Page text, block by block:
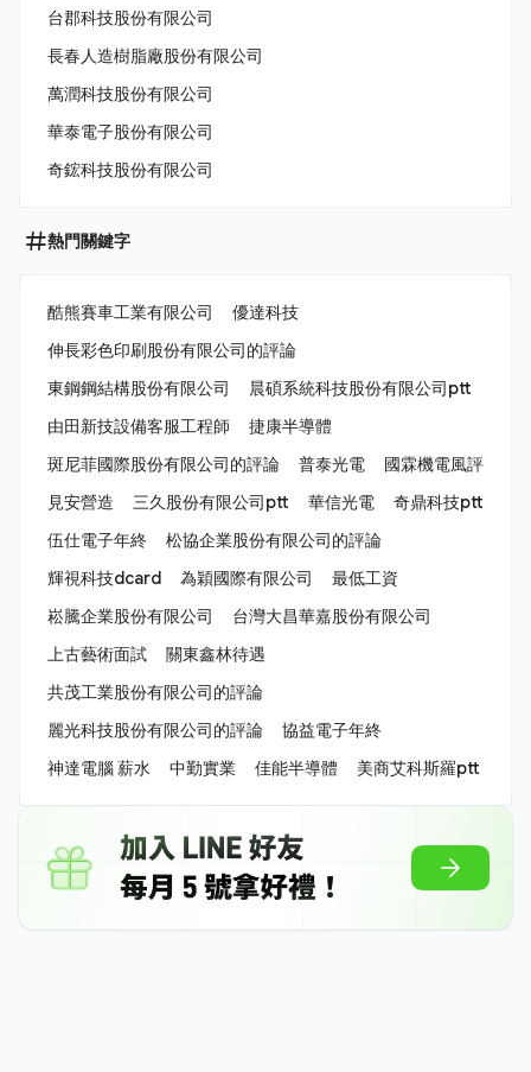
台郡科技股份有限公司
長春人造樹脂廠股份有限公司
萬潤科技股份有限公司
華泰電子股份有限公司
奇鋐科技股份有限公司
熱門關鍵字
酷熊賽車工業有限公司
優達科技
伸長彩色印刷股份有限公司的評論
東鋼鋼結構股份有限公司
晨碩系統科技股份有限公司ptt
由田新技設備客服工程師
捷康半導體
斑尼菲國際股份有限公司的評論
普泰光電
國霖機電風評
見安營造
三久股份有限公司ptt 華信光電
奇鼎科技ptt
伍仕電子年終
松協企業股份有限公司的評論
輝視科技dcard
為穎國際有限公司
最低工資
崧騰企業股份有限公司
台灣大昌華嘉股份有限公司
上古藝術面試
關東鑫林待遇
共茂工業股份有限公司的評論
麗光科技股份有限公司的評論
協益電子年終
神達電腦 薪水
中勤實業 佳能半導體 美商艾科斯羅ptt